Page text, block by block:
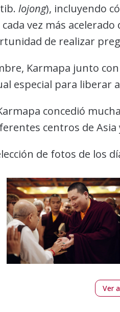
lojong), incluyendo
vez más
de realizar
Karmapa junto
especial para liberar
concedió
centros de Asia
de fotos de los
Ver